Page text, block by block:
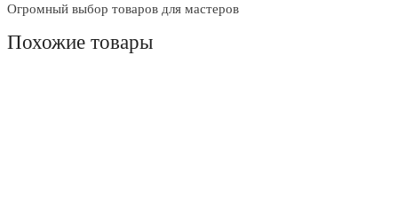
Огромный выбор товаров для мастеров
Похожие товары